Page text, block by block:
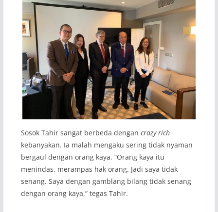
Sosok Tahir sangat berbeda dengan crazy rich
kebanyakan. Ia malah mengaku sering tidak nyaman
bergaul dengan orang kaya. “Orang kaya itu
menindas, merampas hak orang. Jadi saya tidak
senang. Saya dengan gamblang bilang tidak senang
dengan orang kaya,” tegas Tahir.